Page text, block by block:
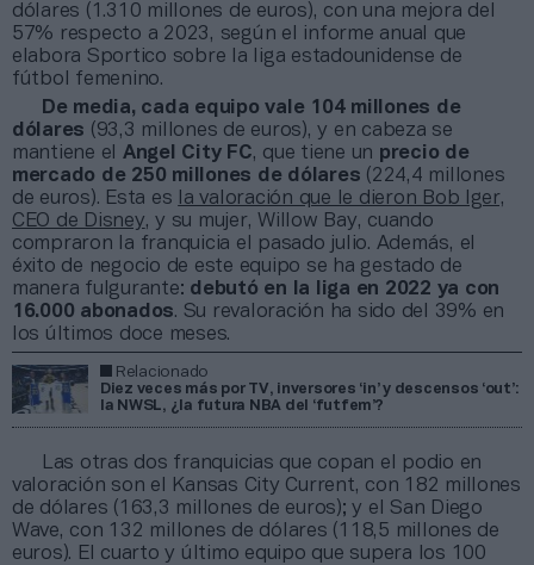
dólares (1.310 millones de euros), con una mejora del
57% respecto a 2023, según el informe anual que
elabora Sportico sobre la liga estadounidense de
fútbol femenino.
De media, cada equipo vale 104 millones de
dólares (93,3 millones de euros), y en cabeza se
mantiene el Angel City FC, que tiene un precio de
mercado de 250 millones de dólares (224,4 millones
de euros). Esta es
la valoración que le dieron Bob Iger,
CEO de Disney, y su mujer, Willow Bay, cuando
compraron la franquicia el pasado julio. Además, el
éxito de negocio de este equipo se ha gestado de
manera fulgurante: debutó en la liga en 2022 ya con
16.000 abonados. Su revaloración ha sido del 39% en
los últimos doce meses.
Relacionado
Diez veces más por TV, inversores ‘in’ y descensos ‘out’:
la NWSL, ¿la futura NBA del ‘futfem’?
Las otras dos franquicias que copan el podio en
valoración son el Kansas City Current, con 182 millones
de dólares (163,3 millones de euros); y el San Diego
Wave, con 132 millones de dólares (118,5 millones de
euros). El cuarto y último equipo que supera los 100